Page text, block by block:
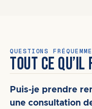
QUESTIONS
TOUT CE QU’IL
Puis-je prendre
une consultation